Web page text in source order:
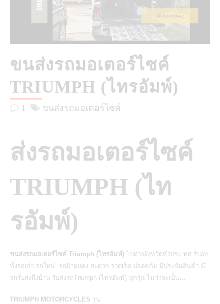
ขนส่งรถมอเตอร์ไซค์
TRIUMPH (ไทรอัมพ์)
1 ขนส่งรถมอเตอร์ไซค์
ส่งรถมอเตอร์ไซค์
TRIUMPH (ไท
รอัมพ์)
ขนส่งรถมอเตอร์ไซค์ Triumph (ไทรอัมพ์) ไปต่างจังหวัดทั่วประเทศ รับส่ง
ทั้งรถเก่า รถใหม่ รถป้ายแดง สะดวก รวดเร็ด ปลอดภัย มีประกันสินค้า มี
รถรับส่งถึงบ้าน รับส่งรถTriumph (ไทรอัมพ์) ทุกรุ่น ไม่ว่าจะเป็น…
TRIUMPH MOTORCYCLES รุ่น